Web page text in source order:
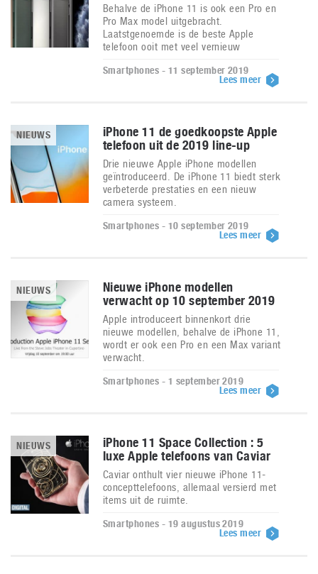
Behalve de iPhone 11 is ook een Pro en
Pro Max model uitgebracht.
Laatstgenoemde is de beste Apple
telefoon ooit met veel vernieuw
Smartphones - 11 september 2019
Lees meer
NIEUWS
iPhone 11 de goedkoopste Apple
telefoon uit de 2019 line-up
Drie nieuwe Apple iPhone modellen
geïntroduceerd. De iPhone 11 biedt sterk
verbeterde prestaties en een nieuw
camera systeem.
Smartphones - 10 september 2019
Lees meer
NIEUWS
Nieuwe iPhone modellen
verwacht op 10 september 2019
Apple introduceert binnenkort drie
nieuwe modellen, behalve de iPhone 11,
wordt er ook een Pro en een Max variant
verwacht.
Smartphones - 1 september 2019
Lees meer
NIEUWS
iPhone 11 Space Collection : 5
luxe Apple telefoons van Caviar
Caviar onthult vier nieuwe iPhone 11-
concepttelefoons, allemaal versierd met
items uit de ruimte.
Smartphones - 19 augustus 2019
Lees meer